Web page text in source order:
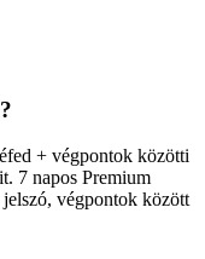
+ végpontok közötti
7 napos Premium
végpontok között